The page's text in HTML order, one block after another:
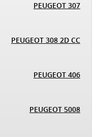
PEUGEOT 307
PEUGEOT 308 2D CC
PEUGEOT 406
PEUGEOT 5008